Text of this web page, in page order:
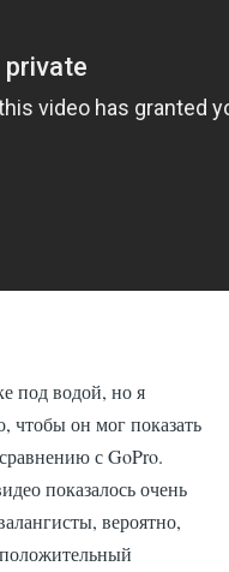
под водой, но я
чтобы он мог показать
с GoPro.
показалось очень
вероятно,